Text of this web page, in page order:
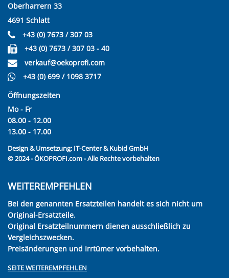
Oberharrern 33
4691 Schlatt
+43 (0) 7673 / 307 03
+43 (0) 7673 / 307 03 - 40
verkauf@oekoprofi.com
+43 (0) 699 / 1098 3717
Öffnungszeiten
Mo - Fr
08.00 - 12.00
13.00 - 17.00
Design & Umsetzung: IT-Center & Kubid GmbH
© 2024 - ÖKOPROFI.com - Alle Rechte vorbehalten
WEITEREMPFEHLEN
Bei den genannten Ersatzteilen handelt es sich nicht um
Original-Ersatzteile.
Original Ersatzteilnummern dienen ausschließlich zu
Vergleichszwecken.
Preisänderungen und Irrtümer vorbehalten.
SEITE WEITEREMPFEHLEN